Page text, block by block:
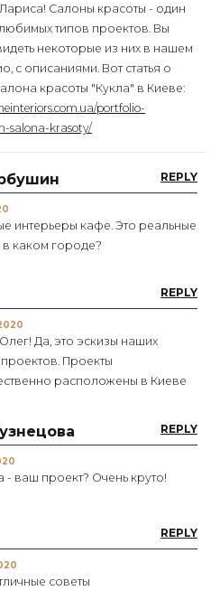
Салоны красоты - один
типов проектов. Вы
некоторые из них в нашем
с описаниями. Вот статья о
красоты "Кукла" в Киеве:
portfolio-
salona-krasoty/
REPLY
интерьеры кафе. Это реальные
в каком городе?
REPLY
Да, это эскизы наших
Проекты
расположены в Киеве
REPLY
ваш проект? Очень круто!
REPLY
советы